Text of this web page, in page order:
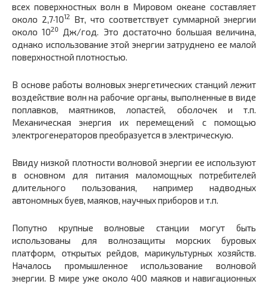
всех поверхностных волн в Мировом океане составляет
около 2,7·1012
Вт, что соответствует суммарной энергии
около 1020
Дж/год. Это достаточно большая величина,
однако использование этой энергии затруднено ее малой
поверхностной плотностью.
В основе работы волновых энергетических станций лежит
воздействие волн на рабочие органы, выполненные в виде
поплавков, маятников, лопастей, оболочек и т.п.
Механическая энергия их перемещений с помощью
электрогенераторов преобразуется в электрическую.
Ввиду низкой плотности волновой энергии ее используют
в основном для питания маломощных потребителей
длительного пользования, например надводных
автономных буев, маяков, научных приборов и т.п.
Попутно крупные волновые станции могут быть
использованы для волнозащиты морских буровых
платформ, открытых рейдов, марикультурных хозяйств.
Началось промышленное использование волновой
энергии. В мире уже около 400 маяков и навигационных